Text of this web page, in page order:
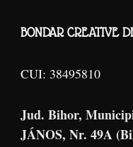
BONDAR CREATIVE
CUI: 38495810
Jud. Bihor,
JÁNOS, Nr. 49A